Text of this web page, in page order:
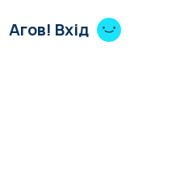
Агов! Вхід